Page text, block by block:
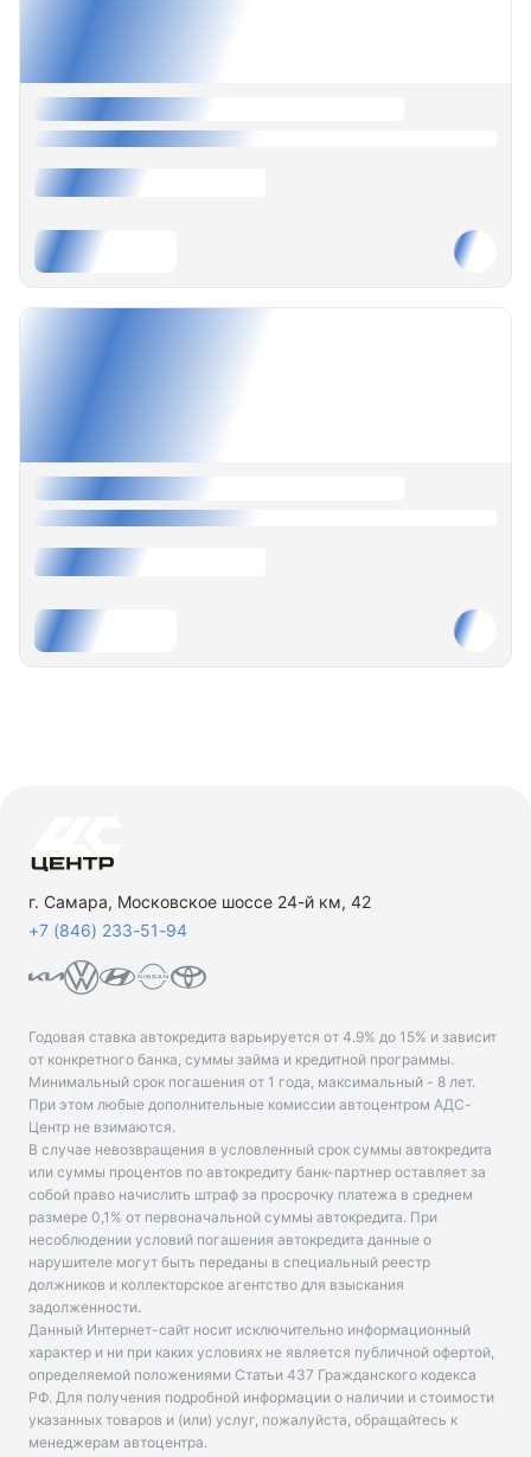
г. Самара, Московское шоссе 24-й км, 42
+7 (846) 233-51-94
Годовая ставка автокредита варьируется от 4.9% до 15% и зависит
от конкретного банка, суммы займа и кредитной программы.
Минимальный срок погашения от 1 года, максимальный - 8 лет.
При этом любые дополнительные комиссии автоцентром АДС-
Центр не взимаются.
В случае невозвращения в условленный срок суммы автокредита
или суммы процентов по автокредиту банк-партнер оставляет за
собой право начислить штраф за просрочку платежа в среднем
размере 0,1% от первоначальной суммы автокредита. При
несоблюдении условий погашения автокредита данные о
нарушителе могут быть переданы в специальный реестр
должников и коллекторское агентство для взыскания
задолженности.
Данный Интернет-сайт носит исключительно информационный
характер и ни при каких условиях не является публичной офертой,
определяемой положениями Статьи 437 Гражданского кодекса
РФ. Для получения подробной информации о наличии и стоимости
указанных товаров и (или) услуг, пожалуйста, обращайтесь к
менеджерам автоцентра.